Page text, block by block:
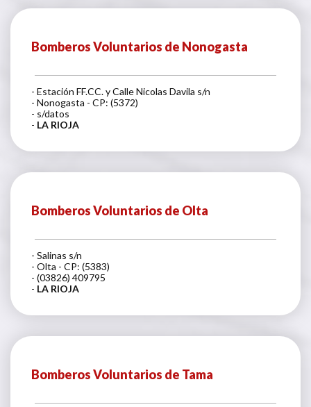
Bomberos Voluntarios de Nonogasta
- Estación FF.CC. y Calle Nicolas Davila s/n
- Nonogasta - CP: (5372)
- s/datos
- LA RIOJA
Bomberos Voluntarios de Olta
- Salinas s/n
- Olta - CP: (5383)
- (03826) 409795
- LA RIOJA
Bomberos Voluntarios de Tama